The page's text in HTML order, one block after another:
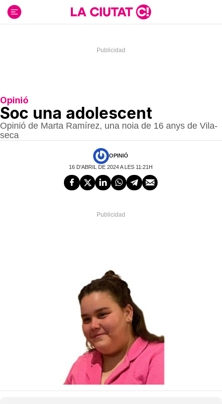
contenido
Opinió
Soc una adolescent
Opinió de Marta Ramírez, una noia de 16 anys de Vila-
seca
OPINIÓ
16 D'ABRIL DE 2024 A LES 11:21H